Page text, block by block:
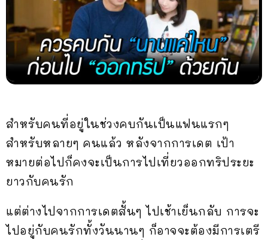
สำหรับคนที่อยู่ในช่วงคบกันเป็นแฟนแรกๆ
สำหรับหลายๆ คนแล้ว หลังจากการเดต เป้า
หมายต่อไปก็คงจะเป็นการไปเที่ยวออกทริประยะ
ยาวกับคนรัก
แต่ต่างไปจากการเดตสั้นๆ ไปเช้าเย็นกลับ การจะ
ไปอยู่กับคนรักทั้งวันนานๆ ก็อาจจะต้องมีการเตรี